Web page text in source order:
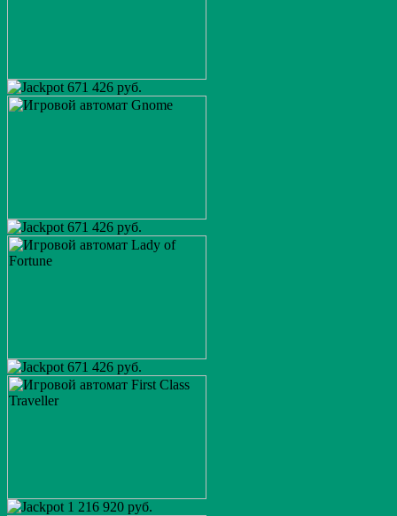
671 426 руб.
671 426 руб.
671 426 руб.
1 216 920 руб.